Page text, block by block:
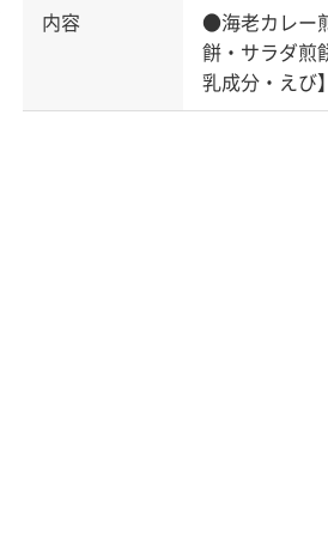
内容
●海老カレー
餅・サラダ煎
乳成分・えび